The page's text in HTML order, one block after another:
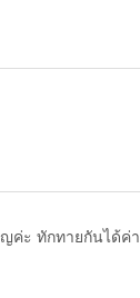
ค่ะ ทักทายกันได้ค่า